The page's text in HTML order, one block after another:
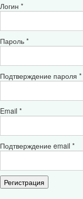
Логин *
Пароль *
Подтверждение пароля *
Email *
Подтверждение email *
Регистрация